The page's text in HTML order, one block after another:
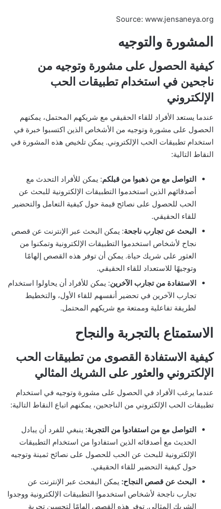
Source: www.jensaneya.org
المشورة والتوجيه
كيفية الحصول على مشورة وتوجيه من
ناجحين في استخدام تطبيقات الحب
الإلكتروني
عندما يستعد الأفراد للقاء الحقيقي مع شريكهم المحتمل، يمكنهم
الحصول على مشورة وتوجيه من الأشخاص الذين اكتسبوا خبرة في
استخدام تطبيقات الحب الإلكتروني. يمكن تلخيص هذه المشورة في
النقاط التالية:
التواصل مع من ذهبوا من قبلكم: يمكن للأفراد التحدث مع
أصدقائهم الذين استخدموا التطبيقات الإلكترونية للبحث عن
الحب للحصول على نصائح قيمة حول كيفية التعامل والتحضير
للقاء الحقيقي.
البحث عن تجارب ناجحة: يمكن البحث عبر الإنترنت عن قصص
نجاح لأشخاص استخدموا التطبيقات الإلكترونية وتمكنوا من
العثور على شريك حياة. يمكن أن توفر هذه القصص إلهامًا
وتوجيهًا للاستعداد للقاء الحقيقي.
الاستفادة من تجارب الآخرين: يمكن للأفراد أن يحاولوا استخدام
تجارب الآخرين في تحضير أنفسهم للقاء الأول، والتخطيط
لطريقة تفاعلية وممتعة مع شريكهم المحتمل.
الاستمتاع بالتجربة والنجاح
كيفية الاستفادة القصوى من تطبيقات الحب
الإلكتروني والعثور على الشريك المثالي
عندما يرغب الأفراد في الحصول على مشورة وتوجيه في استخدام
تطبيقات الحب الإلكتروني من الناجحين، يمكنهم اتباع النقاط التالية:
التواصل مع من استفادوا من التجربة: ينبغي للفرد أن يبادل
الحديث مع أصدقائه الذين استفادوا من استخدام التطبيقات
الإلكترونية للبحث عن الحب للحصول على نصائح ثمينة وتوجيه
حول كيفية التحضير للقاء الحقيقي.
البحث عن قصص النجاح: يمكن البفحث عبر الإنترنت عن
تجارب ناجحة لأشخاص استخدموا التطبيقات الإلكترونية ووجدوا
الشريك المثالي. توفر هذه القصص إلهامًا لتحسين تجربة